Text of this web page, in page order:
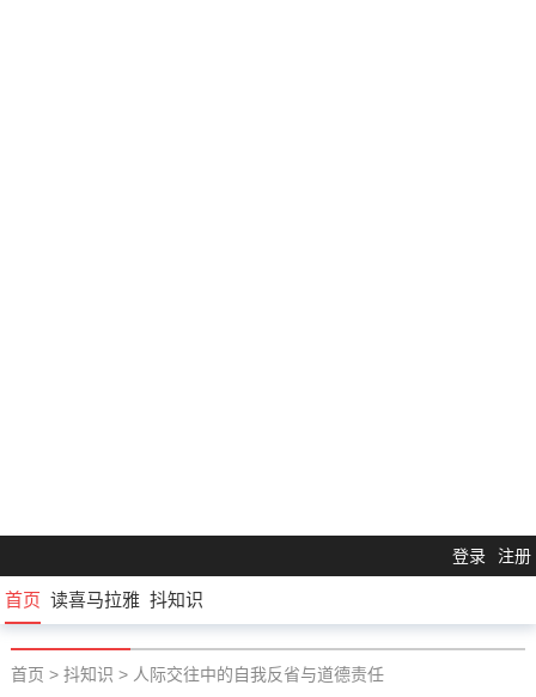
登录 注册
首页 读喜马拉雅 抖知识
首页 > 抖知识 > 人际交往中的自我反省与道德责任